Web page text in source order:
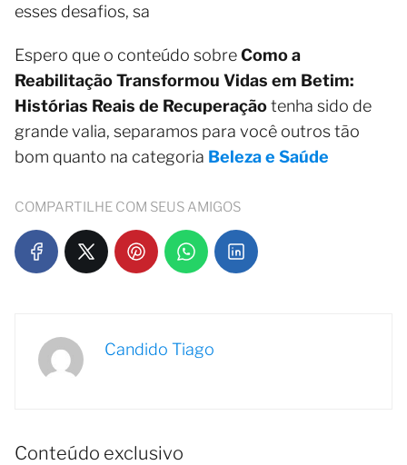
esses desafios, sa
Espero que o conteúdo sobreComo a
Reabilitação Transformou Vidas em Betim:
Histórias Reais de Recuperaçãotenha sido de
grande valia, separamos para você outros tão
bom quanto na categoria Beleza e Saúde
COMPARTILHE COM SEUS AMIGOS
Candido Tiago
Conteúdo exclusivo